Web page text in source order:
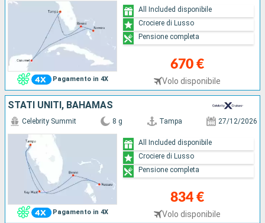
Pagamento in 4X
670 €
Volo disponibile
All Included disponibile
Crociere di Lusso
Pensione completa
STATI UNITI, BAHAMAS
Pagamento in 4X
Celebrity Summit 8 g Tampa 27/12/2026
834 €
Volo disponibile
All Included disponibile
Crociere di Lusso
Pensione completa